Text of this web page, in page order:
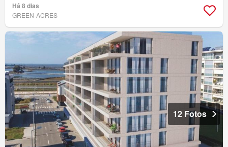
Há 8 dias
GREEN-ACRES
12 Fotos